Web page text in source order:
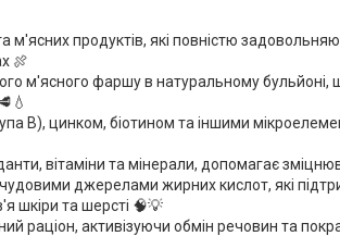
м'ясних продуктів, які повністю
🍖
м'ясного фаршу в натуральному бульйоні,
B), цинком, біотином та іншими
вітаміни та мінерали, допомагає
джерелами жирних кислот, які
шкіри та шерсті 🧠💡
раціон, активізуючи обмін речовин та